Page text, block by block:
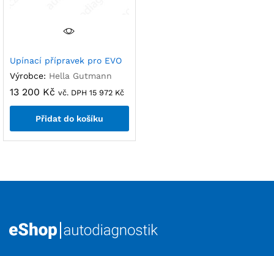
Upínací přípravek pro EVO
Výrobce: Hella Gutmann
13 200 Kč vč. DPH 15 972 Kč
Přidat do košíku